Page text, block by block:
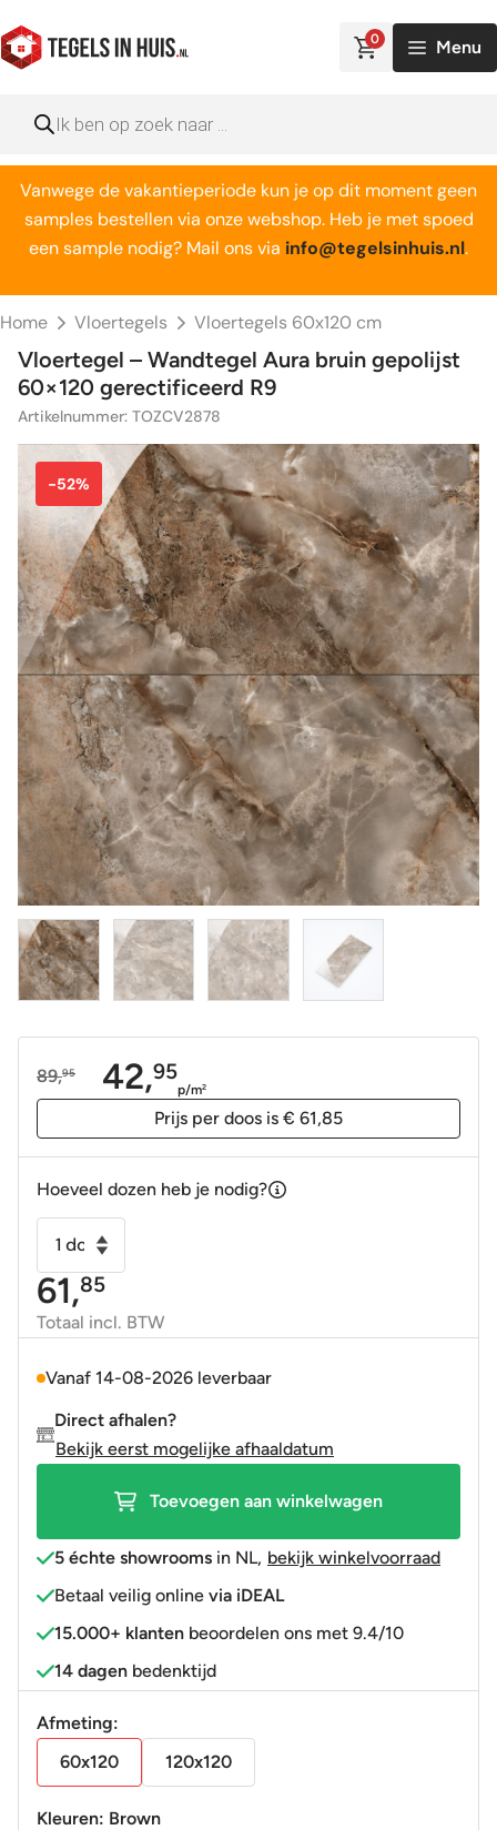
naar
de
0 Menu
zoeken
Vanwege de vakantieperiode kun je op dit moment geen
samples bestellen via onze webshop. Heb je met spoed
een sample nodig? Mail ons via info@tegelsinhuis.nl.
Home Vloertegels Vloertegels 60x120 cm
Vloertegel – Wandtegel Aura bruin gepolijst
60×120 gerectificeerd R9
Artikelnummer: TOZCV2878
-52%
89,95
Oorspronkelijke
42,95
Huidige
p/m2
Prijs per doos is € 61,85
Hoeveel dozen heb je nodig?
Wandtegel
Aura
bruin
gepolijst
gerectificeerd
R9
61,85
Totaal incl. BTW
Vanaf 14-08-2026 leverbaar
Direct afhalen?
Bekijk eerst mogelijke afhaaldatum
Toevoegen aan winkelwagen
5 échte showrooms in NL, bekijk winkelvoorraad
Betaal veilig online via iDEAL
15.000+ klanten beoordelen ons met 9.4/10
14 dagen bedenktijd
Afmeting:
60x120
120x120
Kleuren: Brown